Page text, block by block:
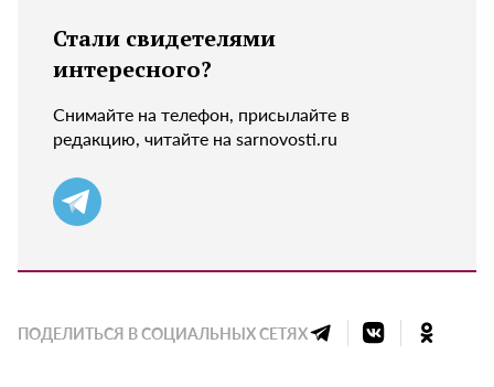
Стали свидетелями
интересного?
Снимайте на телефон, присылайте в
редакцию, читайте на sarnovosti.ru
ПОДЕЛИТЬСЯ В СОЦИАЛЬНЫХ СЕТЯХ